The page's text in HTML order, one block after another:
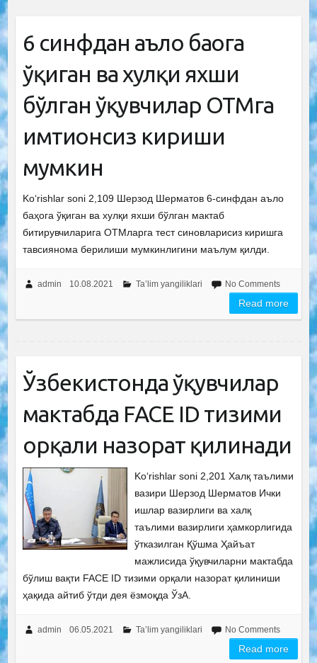
6 синфдан аъло баҳога
ўқиган ва хулқи яхши
бўлган ўқувчилар ОТМга
имтиҳонсиз кириши
мумкин
Ko‘rishlar soni 2,109 Шерзод Шерматов 6-синфдан аъло
баҳога ўқиган ва хулқи яхши бўлган мактаб
битирувчиларига ОТМларга тест синовларисиз киришга
тавсиянома берилиши мумкинлигини маълум қилди.
admin 10.08.2021 Ta’lim yangiliklari No Comments
Read more
Ўзбекистонда ўқувчилар
мактабда FACE ID тизими
орқали назорат қилинади
Ko‘rishlar soni 2,201 Халқ таълими
вазири Шерзод Шерматов Ички
ишлар вазирлиги ва халқ
таълими вазирлиги ҳамкорлигида
ўтказилган Қўшма Ҳайъат
мажлисида ўқувчиларни мактабда
бўлиш вақти FACE ID тизими орқали назорат қилиниши
ҳақида айтиб ўтди дея ёзмоқда ЎзА.
admin 06.05.2021 Ta’lim yangiliklari No Comments
Read more